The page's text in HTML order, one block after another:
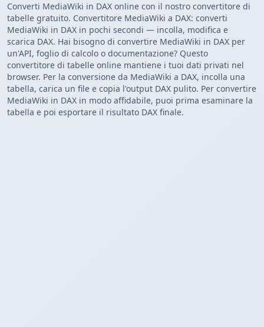
Converti MediaWiki in DAX online con il nostro convertitore di
tabelle gratuito. Convertitore MediaWiki a DAX: converti
MediaWiki in DAX in pochi secondi — incolla, modifica e
scarica DAX. Hai bisogno di convertire MediaWiki in DAX per
un'API, foglio di calcolo o documentazione? Questo
convertitore di tabelle online mantiene i tuoi dati privati nel
browser. Per la conversione da MediaWiki a DAX, incolla una
tabella, carica un file e copia l'output DAX pulito. Per convertire
MediaWiki in DAX in modo affidabile, puoi prima esaminare la
tabella e poi esportare il risultato DAX finale.